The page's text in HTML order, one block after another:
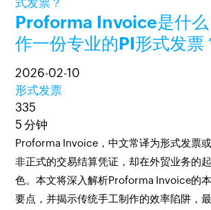
Proforma Invoice是什么
作一份专业的PI形式发票
2026-02-10
形式发票
335
5 分钟
Proforma Invoice，中文常译为形式发票
非正式的交易结算凭证，却在外贸业务的
色。本文将深入解析Proforma Invoice的
要点，并揭示传统手工制作的效率陷阱，